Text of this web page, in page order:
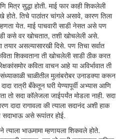
सुद्धा होती. माई फार काही शिकलेली
होते. तिचे पाठांतर चांगले असावे, कारण तिला
येत. माई पाचवारी साडी नेसत असे पण
कसे वर खोचतात, तशी खोचलेली असे.
तयार असल्यासारखी दिसे. पण तिचा सर्वात
शिकवताना ती खोचलेली साडी ठीक करत
कविता वाचन आहे या अविर्भावात ती
चाळीतील मुलांबरोबर उनाडक्या करून
रात्री बँकेतून घरी येण्यापूर्वी अभ्यास आणि
सदा कॉलेजला जाईपर्यंत मोडला नाही. सदा
दादा रागावला की त्याला सदानंद अशी हाक
असे रूपांतर होई.
त्याला भाऊमामा म्हणायला शिकवले होते.